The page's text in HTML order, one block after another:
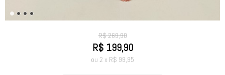
R$269,90
R$ 199,90
ou 2 x R$ 99,95